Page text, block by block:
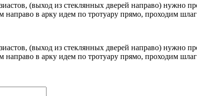
(выход из стеклянных дверей направо) нужно
в арку идем по тротуару прямо, проходим
(выход из стеклянных дверей направо) нужно
в арку идем по тротуару прямо, проходим